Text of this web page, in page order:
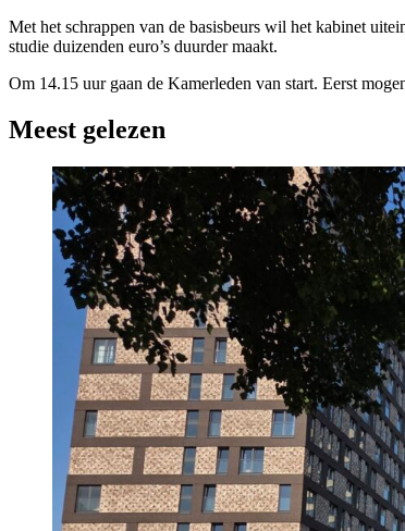
Met het schrappen van de basisbeurs wil het kabinet
studie duizenden euro’s duurder maakt.
Om 14.15 uur gaan de Kamerleden van start. Eerst
Meest gelezen